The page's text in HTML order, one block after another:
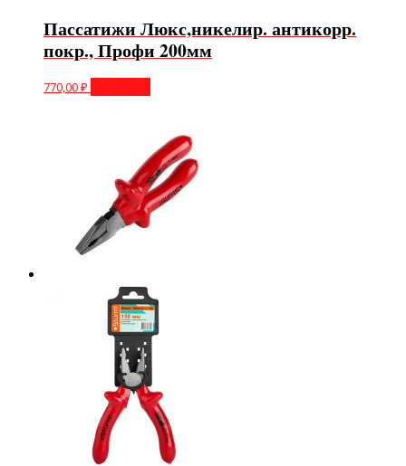
Пассатижи Люкс,никелир. антикорр.
покр., Профи 200мм
770,00₽